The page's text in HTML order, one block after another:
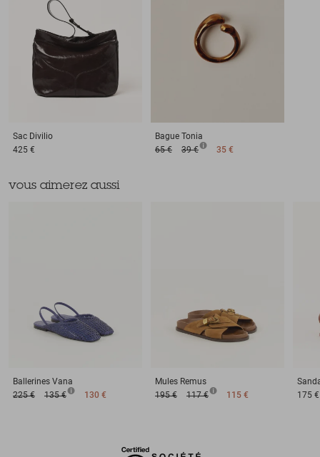
Sac Divilio
425 €
Bague Tonia
65 €
39 € 35 €
vous aimerez aussi
Ballerines Vana
225 €
135 € 130 €
Mules Remus
195 €
117 € 115 €
175 €